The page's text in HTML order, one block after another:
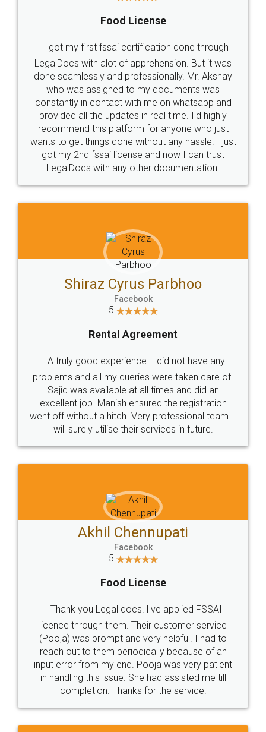
Food License
I got my first fssai certification done through
LegalDocs with alot of apprehension. But it was
done seamlessly and professionally. Mr. Akshay
who was assigned to my documents was
constantly in contact with me on whatsapp and
provided all the updates in real time. I'd highly
recommend this platform for anyone who just
wants to get things done without any hassle. I just
got my 2nd fssai license and now I can trust
LegalDocs with any other documentation.
Shiraz Cyrus Parbhoo
Facebook
5
Rental Agreement
A truly good experience. I did not have any
problems and all my queries were taken care of.
Sajid was available at all times and did an
excellent job. Manish ensured the registration
went off without a hitch. Very professional team. I
will surely utilise their services in future.
Akhil Chennupati
Facebook
5
Food License
Thank you Legal docs! I've applied FSSAI
licence through them. Their customer service
(Pooja) was prompt and very helpful. I had to
reach out to them periodically because of an
input error from my end. Pooja was very patient
in handling this issue. She had assisted me till
completion. Thanks for the service.